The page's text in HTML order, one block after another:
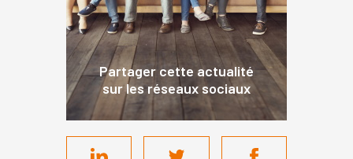
Partager cette actualité
sur les réseaux sociaux